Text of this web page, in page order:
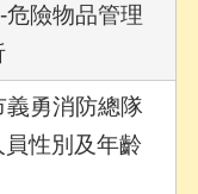
險物品管理
勇消防總隊
性別及年齡